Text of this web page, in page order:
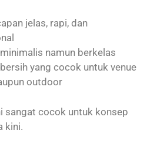
jelas, rapi, dan
namun berkelas
yang cocok untuk venue
outdoor
sangat cocok untuk konsep
kini.